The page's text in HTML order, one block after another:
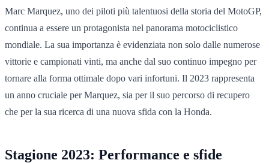
Marc Marquez, uno dei piloti più talentuosi della storia del MotoGP,
continua a essere un protagonista nel panorama motociclistico
mondiale. La sua importanza è evidenziata non solo dalle numerose
vittorie e campionati vinti, ma anche dal suo continuo impegno per
tornare alla forma ottimale dopo vari infortuni. Il 2023 rappresenta
un anno cruciale per Marquez, sia per il suo percorso di recupero
che per la sua ricerca di una nuova sfida con la Honda.
Stagione 2023: Performance e sfide